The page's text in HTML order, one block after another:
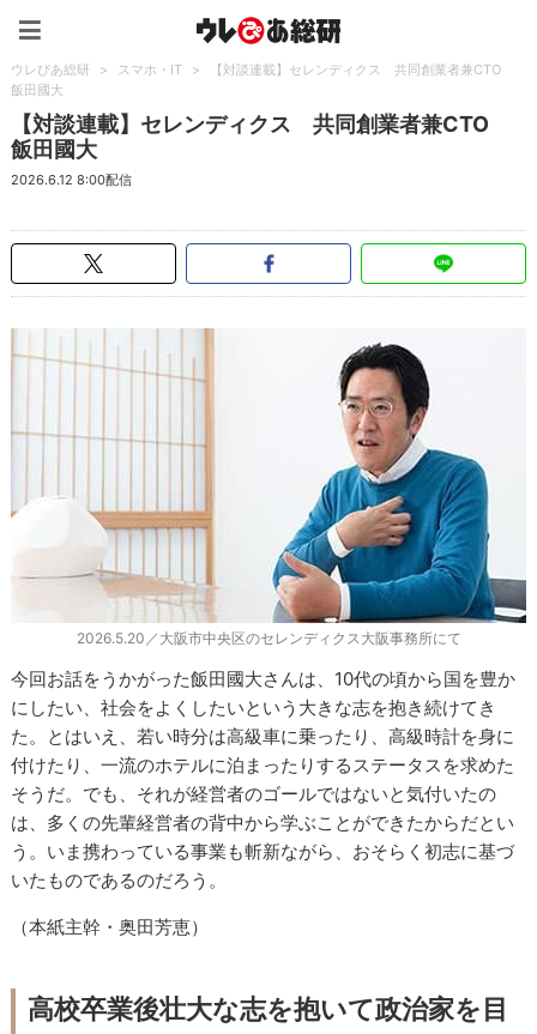
ウレぴあ総研 > スマホ・IT >
【対談連載】セレンディクス 共同創業者兼CTO
飯田國大
【対談連載】セレンディクス 共同創業者兼CTO
飯田國大
2026.6.12 8:00配信
2026.5.20／大阪市中央区のセレンディクス大阪事務所にて
今回お話をうかがった飯田國大さんは、10代の頃から国を豊か
にしたい、社会をよくしたいという大きな志を抱き続けてき
た。とはいえ、若い時分は高級車に乗ったり、高級時計を身に
付けたり、一流のホテルに泊まったりするステータスを求めた
そうだ。でも、それが経営者のゴールではないと気付いたの
は、多くの先輩経営者の背中から学ぶことができたからだとい
う。いま携わっている事業も斬新ながら、おそらく初志に基づ
いたものであるのだろう。
（本紙主幹・奥田芳恵）
高校卒業後壮大な志を抱いて政治家を目